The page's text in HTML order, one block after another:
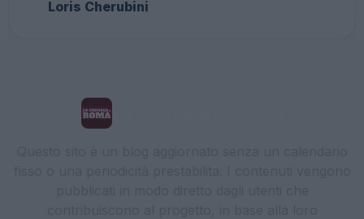
Loris Cherubini